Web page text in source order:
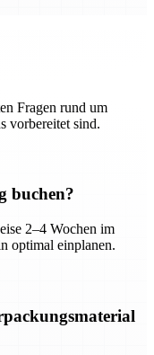
Fragen rund um
vorbereitet sind.
buchen?
2–4 Wochen im
optimal einplanen.